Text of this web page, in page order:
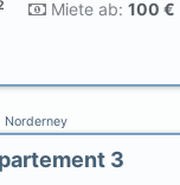
Miete ab: 100 €
Norderney
3